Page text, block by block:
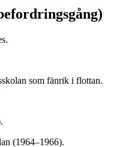
som fänrik i flottan.
(1964–1966).